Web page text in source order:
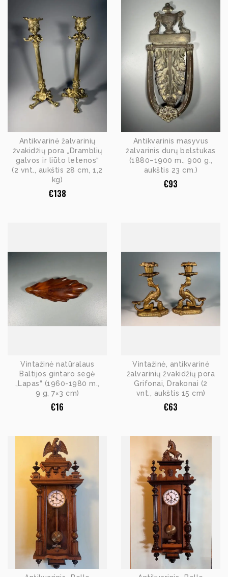
Antikvarinė žalvarinių
žvakidžių pora „Dramblių
galvos ir liūto letenos“
(2 vnt., aukštis 28 cm, 1,2
kg)
€138
Antikvarinis masyvus
žalvarinis durų belstukas
(1880–1900 m., 900 g.,
aukštis 23 cm.)
€93
Vintažinė natūralaus
Baltijos gintaro segė
„Lapas“ (1960-1980 m.,
9 g, 7×3 cm)
€16
Vintažinė, antikvarinė
žalvarinių žvakidžių pora
Grifonai, Drakonai (2
vnt., aukštis 15 cm)
€63